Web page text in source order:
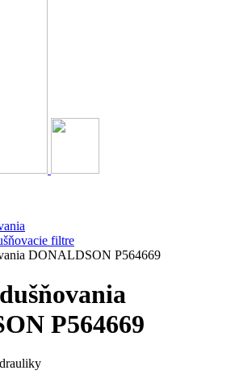
filtre
DONALDSON P564669
P564669